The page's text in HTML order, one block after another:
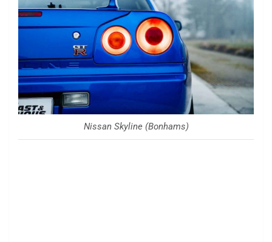
Nissan Skyline (Bonhams)